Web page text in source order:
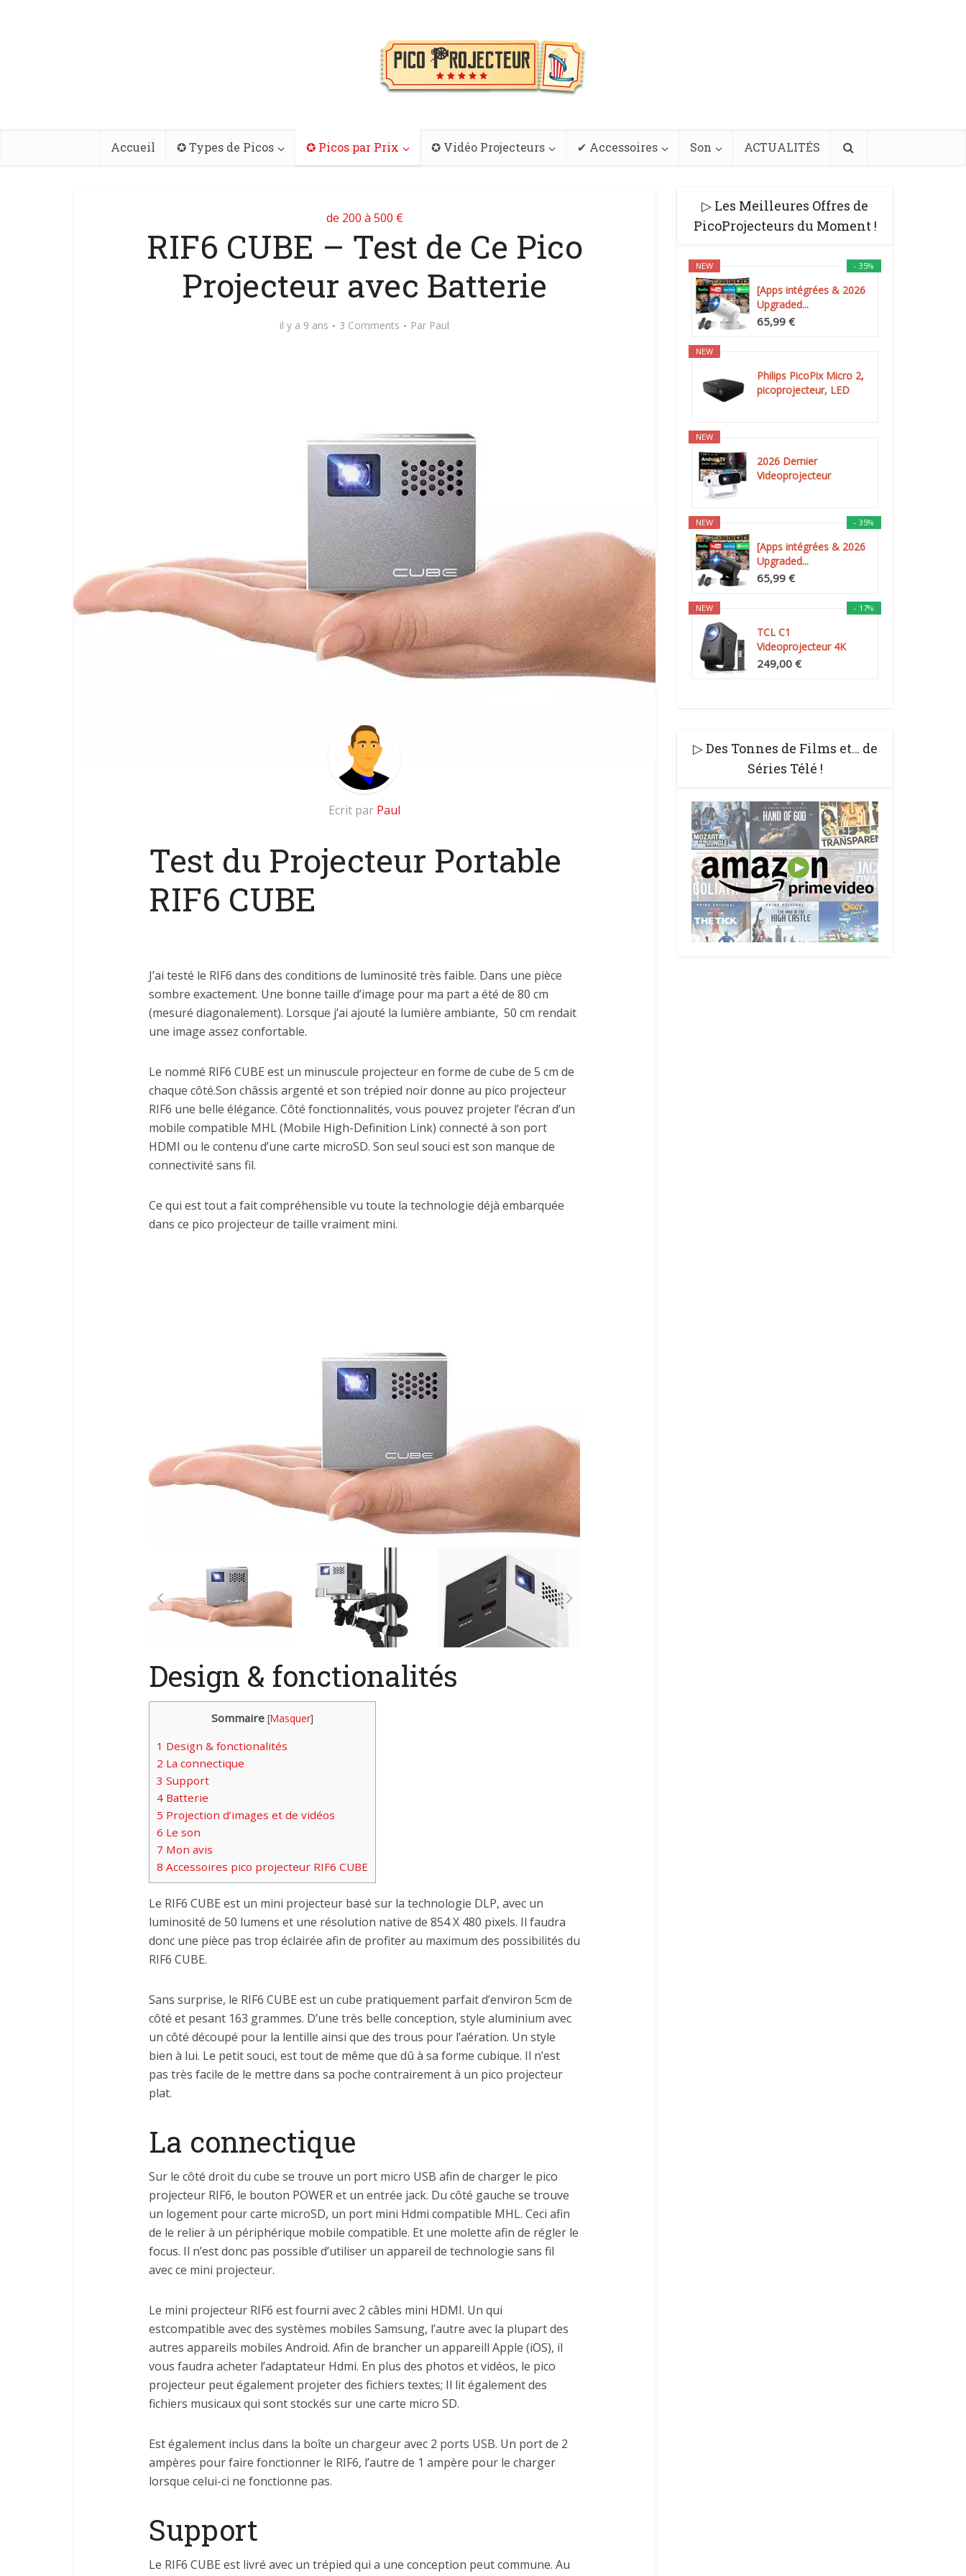
Accueil ✪ Types de Picos ✪ Picos par Prix ✪ Vidéo Projecteurs ✔ Accessoires Son ACTUALITÉS
de 200 à 500 €
RIF6 CUBE – Test de Ce Pico
Projecteur avec Batterie
il y a 9 ans 3 Comments Par Paul
Ecrit par Paul
Test du Projecteur Portable
RIF6 CUBE
J’ai testé le RIF6 dans des conditions de luminosité très faible. Dans une pièce
sombre exactement. Une bonne taille d’image pour ma part a été de 80 cm
(mesuré diagonalement). Lorsque j’ai ajouté la lumière ambiante, 50 cm rendait
une image assez confortable.
Le nommé RIF6 CUBE est un minuscule projecteur en forme de cube de 5 cm de
chaque côté.Son châssis argenté et son trépied noir donne au pico projecteur
RIF6 une belle élégance. Côté fonctionnalités, vous pouvez projeter l’écran d’un
mobile compatible MHL (Mobile High-Definition Link) connecté à son port
HDMI ou le contenu d’une carte microSD. Son seul souci est son manque de
connectivité sans fil.
Ce qui est tout a fait compréhensible vu toute la technologie déjà embarquée
dans ce pico projecteur de taille vraiment mini.
Design & fonctionalités
Sommaire [Masquer]
1 Design & fonctionalités
2 La connectique
3 Support
4 Batterie
5 Projection d’images et de vidéos
6 Le son
7 Mon avis
8 Accessoires pico projecteur RIF6 CUBE
Le RIF6 CUBE est un mini projecteur basé sur la technologie DLP, avec un
luminosité de 50 lumens et une résolution native de 854 X 480 pixels. Il faudra
donc une pièce pas trop éclairée afin de profiter au maximum des possibilités du
RIF6 CUBE.
Sans surprise, le RIF6 CUBE est un cube pratiquement parfait d’environ 5cm de
côté et pesant 163 grammes. D’une très belle conception, style aluminium avec
un côté découpé pour la lentille ainsi que des trous pour l’aération. Un style
bien à lui. Le petit souci, est tout de même que dû à sa forme cubique. Il n’est
pas très facile de le mettre dans sa poche contrairement à un pico projecteur
plat.
La connectique
Sur le côté droit du cube se trouve un port micro USB afin de charger le pico
projecteur RIF6, le bouton POWER et un entrée jack. Du côté gauche se trouve
un logement pour carte microSD, un port mini Hdmi compatible MHL. Ceci afin
de le relier à un périphérique mobile compatible. Et une molette afin de régler le
focus. Il n’est donc pas possible d’utiliser un appareil de technologie sans fil
avec ce mini projecteur.
Le mini projecteur RIF6 est fourni avec 2 câbles mini HDMI. Un qui
estcompatible avec des systèmes mobiles Samsung, l’autre avec la plupart des
autres appareils mobiles Android. Afin de brancher un appareill Apple (iOS), il
vous faudra acheter l’adaptateur Hdmi. En plus des photos et vidéos, le pico
projecteur peut également projeter des fichiers textes; Il lit également des
fichiers musicaux qui sont stockés sur une carte micro SD.
Est également inclus dans la boîte un chargeur avec 2 ports USB. Un port de 2
ampères pour faire fonctionner le RIF6, l’autre de 1 ampère pour le charger
lorsque celui-ci ne fonctionne pas.
Support
Le RIF6 CUBE est livré avec un trépied qui a une conception peut commune. Au
▷ Les Meilleures Offres de
PicoProjecteurs du Moment !
- 35%
NEW
[Apps intégrées & 2026
Upgraded...
65,99 €
NEW
Philips PicoPix Micro 2,
picoprojecteur, LED
NEW
2026 Dernier
Videoprojecteur
- 35%
NEW
[Apps intégrées & 2026
Upgraded...
65,99 €
- 17%
NEW
TCL C1
Videoprojecteur 4K
Compatibilité, Natif...
249,00 €
▷ Des Tonnes de Films et… de
Séries Télé !